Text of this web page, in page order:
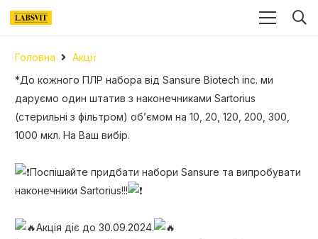
Головна
Акції
*До кожного ПЛР набора від Sansure Biotech inc. ми
даруємо один штатив з наконечниками Sartorius
(стерильні з фільтром) об’ємом на 10, 20, 120, 200, 300,
1000 мкл. На Ваш вибір.
Поспішайте придбати набори Sansure та випробувати
наконечники Sartorius!!!
Акція діє до 30.09.2024.